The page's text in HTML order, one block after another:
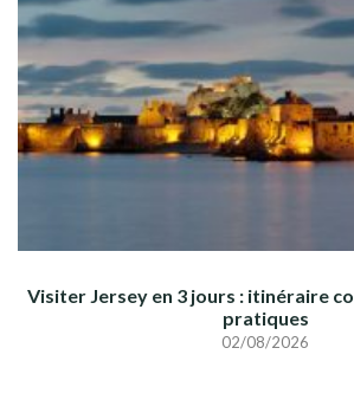
Visiter Jersey en 3 jours : itinéraire
pratiques
02/08/2026